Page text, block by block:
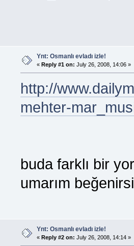
Ynt: Osmanlı evladı izle!
« Reply #1 on: July 26, 2008, 14:06 »
http://
mehter-
buda farklı bir
umarım
Ynt: Osmanlı evladı izle!
« Reply #2 on: July 26, 2008, 14:14 »